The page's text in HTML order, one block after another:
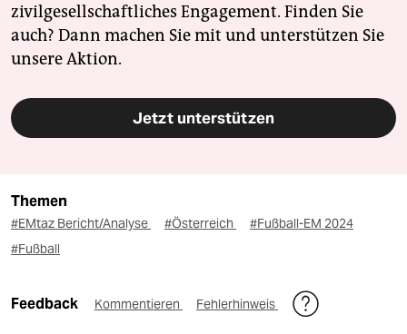
zivilgesellschaftliches Engagement. Finden Sie
auch? Dann machen Sie mit und unterstützen Sie
unsere Aktion.
Jetzt unterstützen
Themen
#EMtaz Bericht/Analyse #Österreich
#Fußball-EM 2024
#Fußball
Feedback Kommentieren Fehlerhinweis